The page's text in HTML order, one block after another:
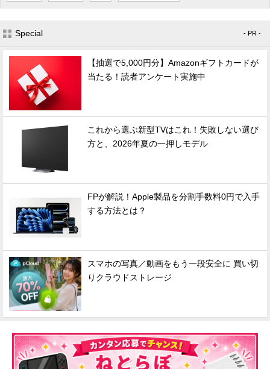
Special - PR -
【抽選で5,000円分】Amazonギフトカードが
当たる！読者アンケート実施中
これから選ぶ新型TVはこれ！失敗しない選び
方と、2026年夏の一押しモデル
FPが解説！Apple製品を分割手数料0円で入手
する方法とは？
スマホの写真／動画をもう一段安全に 買い切
りクラウドストレージ